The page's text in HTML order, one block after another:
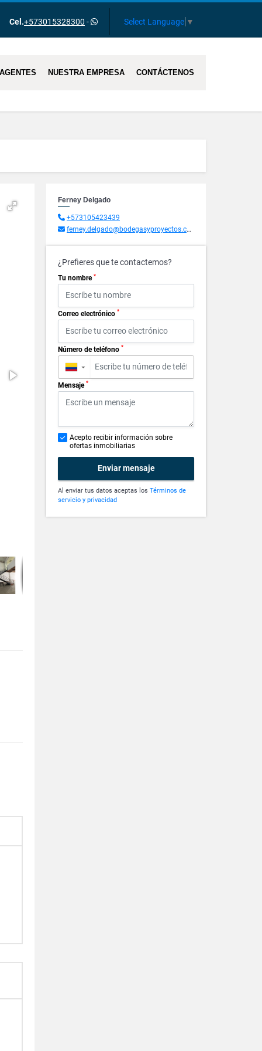
Cel.+573015328300 - Select Language ▼
NUESTRA EMPRESA CONTÁCTENOS
Ferney Delgado
+573105423439
ferney.delgado@bodegasyproyectos.com.co
¿Prefieres que te contactemos?
Tu nombre *
Correo electrónico *
Número de teléfono *
▼
Mensaje *
Acepto recibir información sobre
ofertas inmobiliarias
Enviar mensaje
Al enviar tus datos aceptas los Términos de
servicio y privacidad